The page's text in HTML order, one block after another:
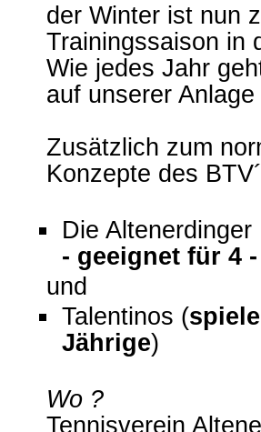
Beschlüsse
Mitgliedschaft
Arbeitsstunden
Sponsoring
Mannschaften
Tennistreff
Spielerbörse
Ballmaschine
der Winter ist nun
Trainingssaison in
Wie jedes Jahr
auf unserer
Zusätzlich zum
Konzepte des
Die
- geeignet für 4
und
Talentinos (
Jährige)
Wo ?
Tennisverein